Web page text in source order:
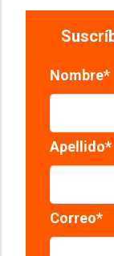
Nombre*
Apellido*
Correo*